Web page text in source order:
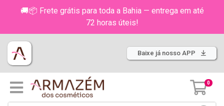
🚚📦 Frete grátis para toda a Bahia — entrega em até
72 horas úteis!
Baixe já nosso APP
0